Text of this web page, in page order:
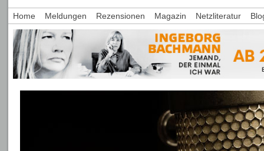
Home Meldungen Rezensionen Magazin Netzliteratur